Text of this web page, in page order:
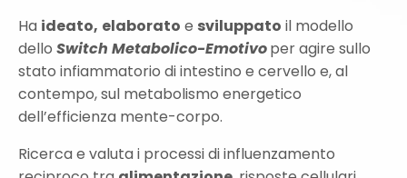
Ha ideato, elaborato e sviluppato il modello
dello Switch Metabolico-Emotivoper agire sullo
stato infiammatorio di intestino e cervello e, al
contempo, sul metabolismo energetico
dell’efficienza mente-corpo.
Ricerca e valuta i processi di influenzamento